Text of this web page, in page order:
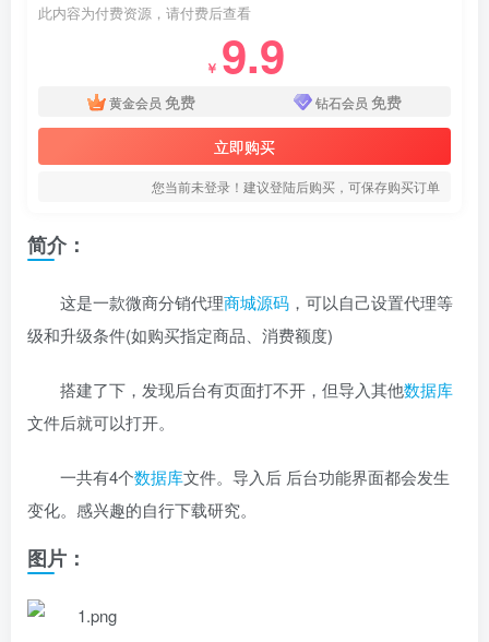
此内容为付费资源，请付费后查看
￥ 9.9
黄金会员 免费 钻石会员 免费
立即购买
您当前未登录！建议登陆后购买，可保存购买订单
简介：
这是一款微商分销代理商城源码 ，可以自己设置代理等
级和升级条件(如购买指定商品、消费额度)
搭建了下，发现后台有页面打不开，但导入其他数据库
文件后就可以打开。
一共有4个数据库文件。导入后 后台功能界面都会发生
变化。感兴趣的自行下载研究。
图片：